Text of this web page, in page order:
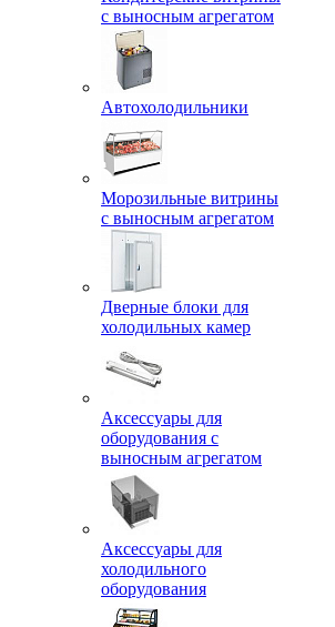
с выносным агрегатом
Автохолодильники
Морозильные витрины
с выносным агрегатом
Дверные блоки для
холодильных камер
Аксессуары для
оборудования с
выносным агрегатом
Аксессуары для
холодильного
оборудования